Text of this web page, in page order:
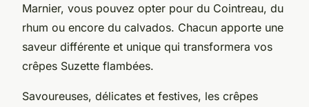
Marnier, vous pouvez opter pour du Cointreau, du
rhum ou encore du calvados. Chacun apporte une
saveur différente et unique qui transformera vos
crêpes Suzette flambées.
Savoureuses, délicates et festives, les crêpes